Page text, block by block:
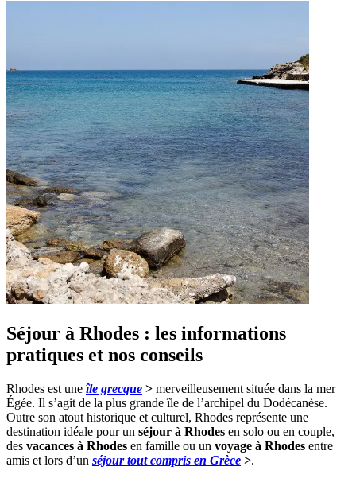
Séjour à Rhodes : les informations
pratiques et nos conseils
Rhodes est une île grecque > merveilleusement située dans la mer
Égée. Il s’agit de la plus grande île de l’archipel du Dodécanèse.
Outre son atout historique et culturel, Rhodes représente une
destination idéale pour un séjour à Rhodes en solo ou en couple,
des vacances à Rhodes en famille ou un voyage à Rhodes entre
amis et lors d’un séjour tout compris en Grèce >.